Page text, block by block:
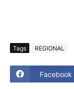
Tags REGIONAL
Facebook